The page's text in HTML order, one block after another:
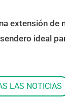
extensión de
ideal
LAS NOTICIAS